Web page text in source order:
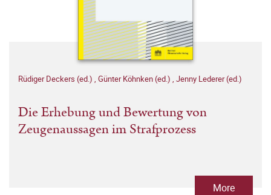
Rüdiger Deckers (ed.) , Günter Köhnken (ed.) , Jenny Lederer (ed.)
Die Erhebung und Bewertung von
Zeugenaussagen im Strafprozess
More